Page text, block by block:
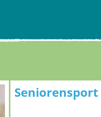
Seniorensport